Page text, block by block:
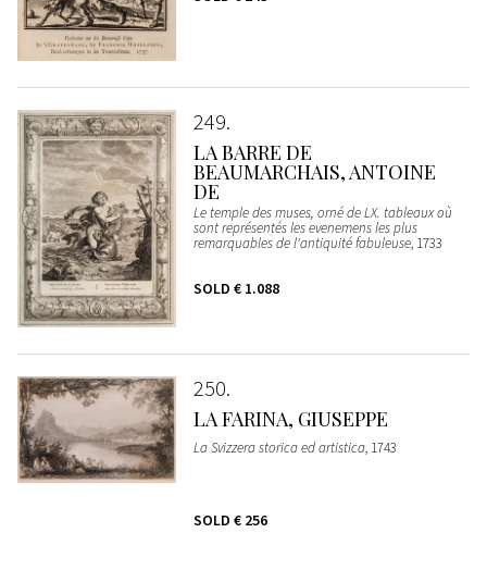
249
LA BARRE DE
BEAUMARCHAIS, ANTOINE
DE
Le temple des muses, orné de LX. tableaux où
sont représentés les evenemens les plus
remarquables de l'antiquité fabuleuse, 1733
SOLD € 1.088
250
LA FARINA, GIUSEPPE
La Svizzera storica ed artistica, 1743
SOLD € 256